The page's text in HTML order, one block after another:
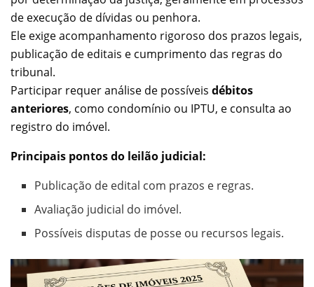
de execução de dívidas ou penhora.
Ele exige acompanhamento rigoroso dos prazos legais,
publicação de editais e cumprimento das regras do
tribunal.
Participar requer análise de possíveis débitos
anteriores, como condomínio ou IPTU, e consulta ao
registro do imóvel.
Principais pontos do leilão judicial:
Publicação de edital com prazos e regras.
Avaliação judicial do imóvel.
Possíveis disputas de posse ou recursos legais.